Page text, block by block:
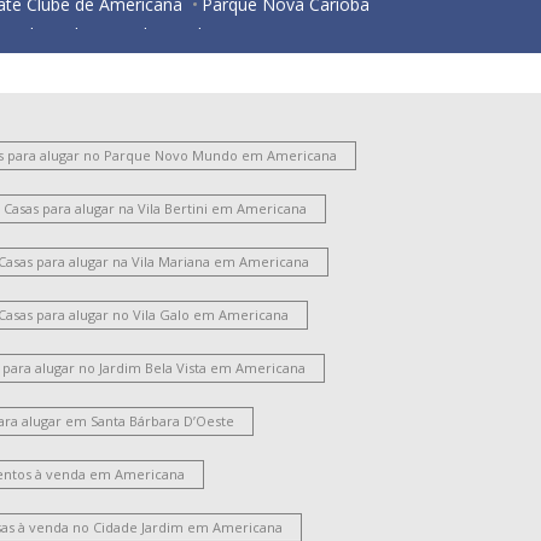
Residencial Horto Florestal Jacyra I
Mantovani
Jardim São Domingos
Iate Clube de Campinas
Vila Bertini
Gramado
Antônio Zanaga Ii
Cordenonsi
Chácara Machadinho II
Brasil
Vila Mariana
Jardim Glória
Lizandra
Vila Nossa Senhora de Fátima
Progresso
Cidade Jardim Ii
Residencial Jardim Villagio II
Residencial Jaguari
Industrial Machadinho
Universitário
Campo Limpo
Vila Pavan
para alugar no Parque Novo Mundo em Americana
Casas para alugar na Vila Bertini em Americana
Casas para alugar na Vila Mariana em Americana
Casas para alugar no Vila Galo em Americana
para alugar no Jardim Bela Vista em Americana
alugar em Santa Bárbara D’Oeste
à venda em Americana
à venda no Cidade Jardim em Americana